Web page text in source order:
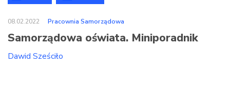
08.02.2022 Pracownia Samorządowa
Samorządowa oświata. Miniporadnik
Dawid Sześciło